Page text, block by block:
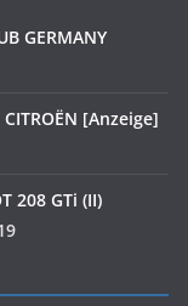
GERMANY
[Anzeige]
208 GTi (II)